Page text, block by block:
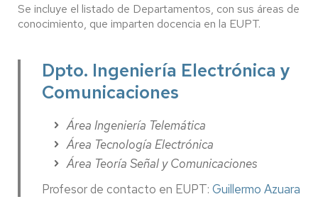
Se incluye el listado de Departamentos, con sus áreas de
conocimiento, que imparten docencia en la EUPT.
Dpto. Ingeniería Electrónica y
Comunicaciones
Área Ingeniería Telemática
Área Tecnología Electrónica
Área Teoría Señal y Comunicaciones
Profesor de contacto en EUPT: Guillermo Azuara